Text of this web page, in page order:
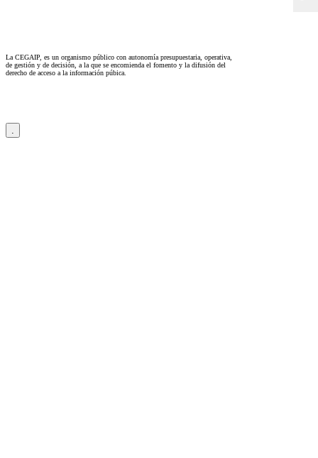
La CEGAIP, es un organismo público con autonomía presupuestaria, operativa,
de gestión y de decisión, a la que se encomienda el fomento y la difusión del
derecho de acceso a la información púbica.